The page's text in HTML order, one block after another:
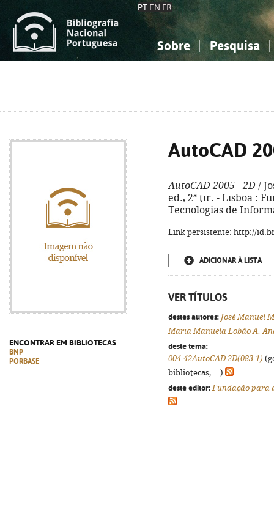
PT EN FR
Sobre Pesquisa
ENCONTRAR EM BIBLIOTECAS
BNP
PORBASE
AutoCAD
AutoCAD 2005 - 2D /
ed., 2ª tir. - Lisboa :
Tecnologias de
Link persistente: http://
ADICIONAR À LISTA
VER TÍTULOS
destes autores: José Manuel
Maria Manuela Lobão A.
deste tema:
004.42AutoCAD 2D(083.1)
bibliotecas, ...)
deste editor: Fundação para